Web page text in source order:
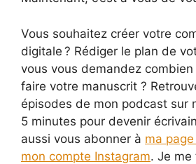
Vous souhaitez créer votre
digitale ? Rédiger le plan de
vous vous demandez
faire votre manuscrit ?
épisodes de mon podcast sur
5 minutes pour devenir
aussi vous abonner à ma
mon compte Instagram. Je me